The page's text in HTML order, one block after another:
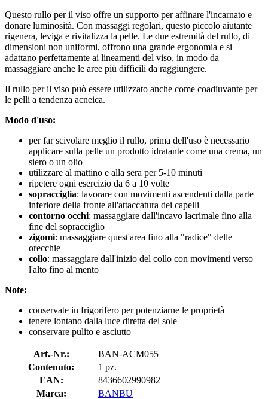
Questo rullo per il viso offre un supporto per affinare l'incarnato e
donare luminosità. Con massaggi regolari, questo piccolo aiutante
rigenera, leviga e rivitalizza la pelle. Le due estremità del rullo, di
dimensioni non uniformi, offrono una grande ergonomia e si
adattano perfettamente ai lineamenti del viso, in modo da
massaggiare anche le aree più difficili da raggiungere.
Il rullo per il viso può essere utilizzato anche come coadiuvante per
le pelli a tendenza acneica.
Modo d'uso:
per far scivolare meglio il rullo, prima dell'uso è necessario
applicare sulla pelle un prodotto idratante come una crema, un
siero o un olio
utilizzare al mattino e alla sera per 5-10 minuti
ripetere ogni esercizio da 6 a 10 volte
sopracciglia: lavorare con movimenti ascendenti dalla parte
inferiore della fronte all'attaccatura dei capelli
contorno occhi: massaggiare dall'incavo lacrimale fino alla
fine del sopracciglio
zigomi: massaggiare quest'area fino alla "radice" delle
orecchie
collo: massaggiare dall'inizio del collo con movimenti verso
l'alto fino al mento
Note:
conservate in frigorifero per potenziarne le proprietà
tenere lontano dalla luce diretta del sole
conservare pulito e asciutto
Art.-Nr.:
BAN-ACM055
Contenuto:
1 pz.
EAN:
8436602990982
Marca:
BANBU